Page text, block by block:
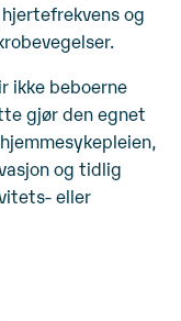
og
ikke beboerne
gjør den egnet
og tidlig
eller